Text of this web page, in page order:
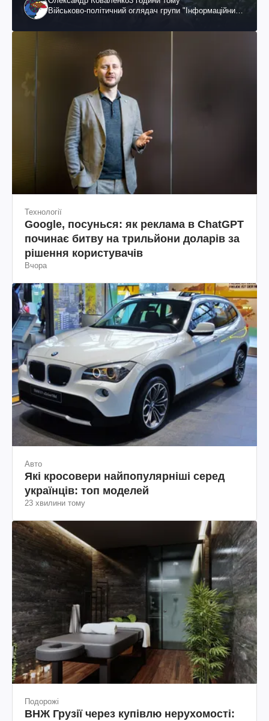
Військово-політичний оглядач групи "Інформаційний
Технології
Google, посунься: як реклама в ChatGPT
починає битву на трильйони доларів за
рішення користувачів
Вчора
Авто
Які кросовери найпопулярніші серед
українців: топ моделей
23 хвилини тому
Подорожі
ВНЖ Грузії через купівлю нерухомості: